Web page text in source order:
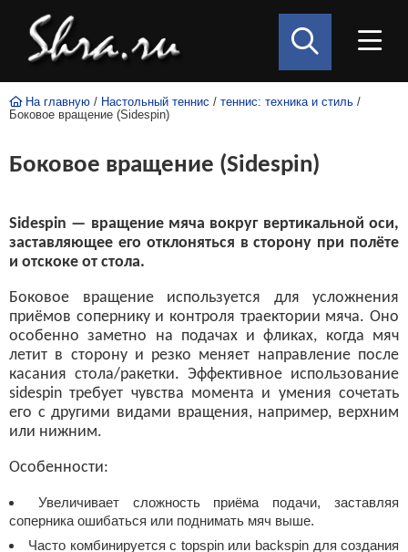
На главную / Настольный теннис / теннис: техника и стиль /
Боковое вращение (Sidespin)
Боковое вращение (Sidespin)
Sidespin — вращение мяча вокруг вертикальной оси,
заставляющее его отклоняться в сторону при полёте
и отскоке от стола.
Боковое вращение используется для усложнения
приёмов сопернику и контроля траектории мяча. Оно
особенно заметно на подачах и фликах, когда мяч
летит в сторону и резко меняет направление после
касания стола/ракетки. Эффективное использование
sidespin требует чувства момента и умения сочетать
его с другими видами вращения, например, верхним
или нижним.
Особенности:
Увеличивает сложность приёма подачи, заставляя
соперника ошибаться или поднимать мяч выше.
Часто комбинируется с topspin или backspin для создания